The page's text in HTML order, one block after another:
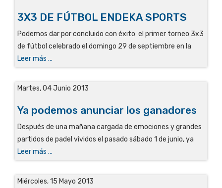
3X3 DE FÚTBOL ENDEKA SPORTS
Podemos dar por concluido con éxito el primer torneo 3x3
de fútbol celebrado el domingo 29 de septiembre en la
Leer más ...
Martes, 04 Junio 2013
Ya podemos anunciar los ganadores
Después de una mañana cargada de emociones y grandes
partidos de padel vividos el pasado sábado 1 de junio, ya
Leer más ...
Miércoles, 15 Mayo 2013